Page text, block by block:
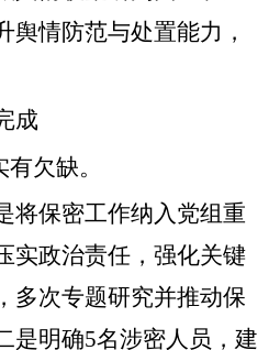
舆情防范与处置能力，
成
欠缺。
将保密工作纳入党组重
实政治责任，强化关键
多次专题研究并推动保
是明确5名涉密人员，建